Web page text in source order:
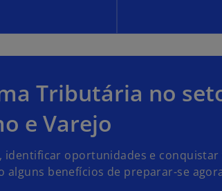
Tributária no
e Varejo
identificar oportunidades e conquistar
alguns benefícios de preparar-se